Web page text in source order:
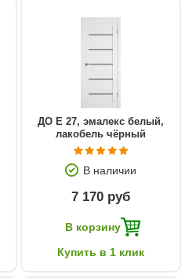
ДО E 27, эмалекс белый,
лакобель чёрный
В наличии
7 170 руб
В корзину
Купить в 1 клик